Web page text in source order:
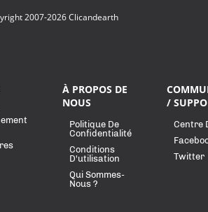
2007-2026 Clicandearth
À PROPOS DE
NOUS
Politique De
Confidentialité
Conditions
D'utilisation
Qui Sommes-
Nous ?
/
Centre
Twitter